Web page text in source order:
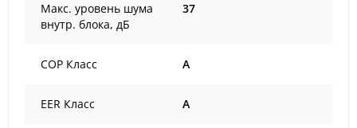
Макс. уровень шума
внутр. блока, дБ
37
COP Класс A
EER Класс A